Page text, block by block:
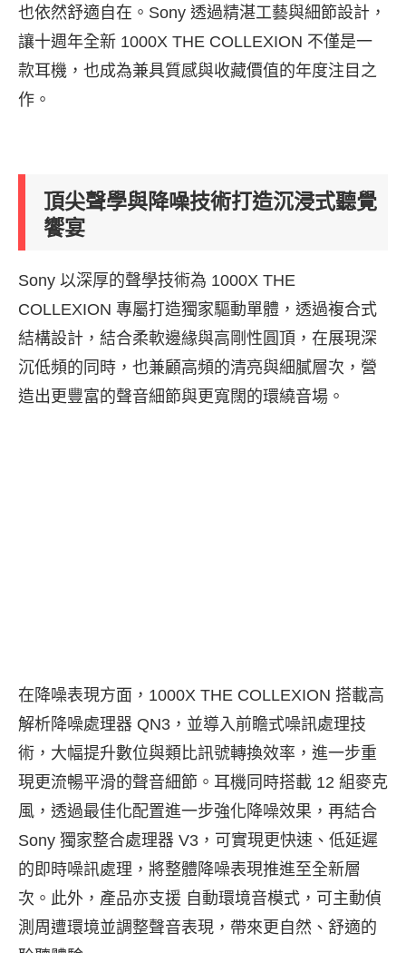
也依然舒適自在。Sony 透過精湛工藝與細節設計，
讓十週年全新 1000X THE COLLEXION 不僅是一
款耳機，也成為兼具質感與收藏價值的年度注目之
作。
頂尖聲學與降噪技術打造沉浸式聽覺
饗宴
Sony 以深厚的聲學技術為 1000X THE
COLLEXION 專屬打造獨家驅動單體，透過複合式
結構設計，結合柔軟邊緣與高剛性圓頂，在展現深
沉低頻的同時，也兼顧高頻的清亮與細膩層次，營
造出更豐富的聲音細節與更寬闊的環繞音場。
在降噪表現方面，1000X THE COLLEXION 搭載高
解析降噪處理器 QN3，並導入前瞻式噪訊處理技
術，大幅提升數位與類比訊號轉換效率，進一步重
現更流暢平滑的聲音細節。耳機同時搭載 12 組麥克
風，透過最佳化配置進一步強化降噪效果，再結合
Sony 獨家整合處理器 V3，可實現更快速、低延遲
的即時噪訊處理，將整體降噪表現推進至全新層
次。此外，產品亦支援 自動環境音模式，可主動偵
測周遭環境並調整聲音表現，帶來更自然、舒適的